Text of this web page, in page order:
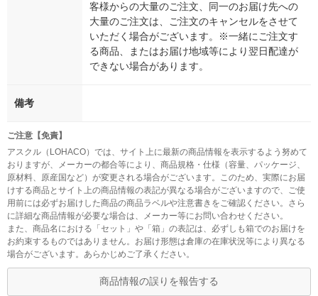
客様からの大量のご注文、同一のお届け先への
大量のご注文は、ご注文のキャンセルをさせて
いただく場合がございます。※一緒にご注文す
る商品、またはお届け地域等により翌日配達が
できない場合があります。
備考
ご注意【免責】
アスクル（LOHACO）では、サイト上に最新の商品情報を表示するよう努めて
おりますが、メーカーの都合等により、商品規格・仕様（容量、パッケージ、
原材料、原産国など）が変更される場合がございます。このため、実際にお届
けする商品とサイト上の商品情報の表記が異なる場合がございますので、ご使
用前には必ずお届けした商品の商品ラベルや注意書きをご確認ください。さら
に詳細な商品情報が必要な場合は、メーカー等にお問い合わせください。
また、商品名における「セット」や「箱」の表記は、必ずしも箱でのお届けを
お約束するものではありません。お届け形態は倉庫の在庫状況等により異なる
場合がございます。あらかじめご了承ください。
商品情報の誤りを報告する